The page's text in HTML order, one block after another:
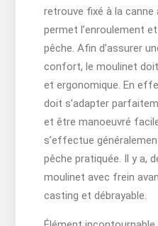
retrouve fixé à la canne
permet l’enroulement
pêche. Afin d’assurer
confort, le moulinet
et ergonomique. En
doit s’adapter
et être manoeuvré
s’effectue
pêche pratiquée. Il y a,
moulinet avec frein
casting et débrayable.